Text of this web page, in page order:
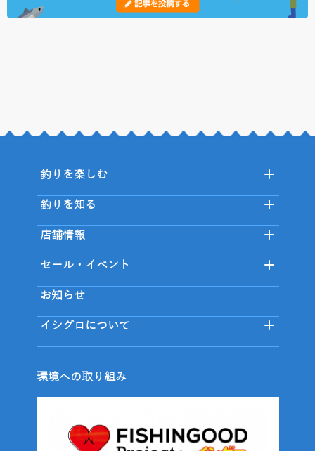
釣りを楽しむ
釣りを知る
店舗情報
セール・イベント
お知らせ
イシグロについて
環境への取り組み